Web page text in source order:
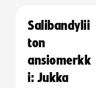
Salibandylii
ton
ansiomerkk
i: Jukka